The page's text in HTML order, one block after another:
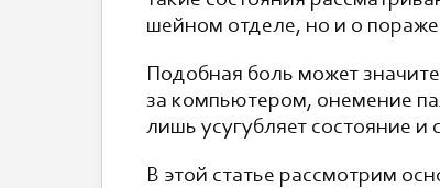
шейном отделе, но и о
Подобная боль может
за компьютером, онемение
лишь усугубляет состояние и
В этой статье рассмотрим